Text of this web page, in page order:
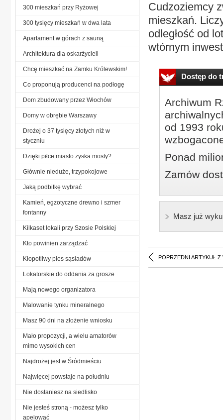
Cudzoziemcy
mieszkań.
odległość od
wtórnym
Dostęp do
Archiwum
od 1993
Ponad
Zamów
Masz już
POPRZEDNI ARTYKUŁ Z
300 mieszkań przy Ryżowej
300 tysięcy mieszkań w dwa lata
Apartament w górach z sauną
Architektura dla oskarżycieli
Chcę mieszkać na Zamku Królewskim!
Co proponują producenci na podłogę
Dom zbudowany przez Włochów
Domy w obrębie Warszawy
Drożej o 37 tysięcy złotych niż w
styczniu
Dzięki piłce miasto zyska mosty?
Głównie nieduże, trzypokojowe
Jaką podbitkę wybrać
Kamień, egzotyczne drewno i szmer
fontanny
Kilkaset lokali przy Szosie Polskiej
Kto powinien zarządzać
Kłopotliwy pies sąsiadów
Lokatorskie do oddania za grosze
Mają nowego organizatora
Malowanie tynku mineralnego
Masz 90 dni na złożenie wniosku
Mało propozycji, a wielu amatorów
mimo wysokich cen
Najdrożej jest w Śródmieściu
Najwięcej powstaje na południu
Nie dostaniesz na siedlisko
Nie jesteś stroną - możesz tylko
apelować